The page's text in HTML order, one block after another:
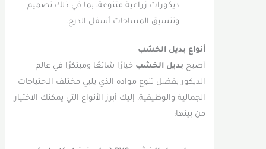
ديكورات زراعية متنوعة، بما في ذلك تصميم
وتنسيق المساحات أسفل الدرج.
أنواع بديل الخشب
أصبحبديل الخشبخيارًا شائعًا ومبتكرًا في عالم
الديكور بفضل تنوع مواده الذي يلبي مختلف الاحتياجات
الجمالية والوظيفية، إليك أبرز الأنواع التي يمكنك الاختيار
من بينها: